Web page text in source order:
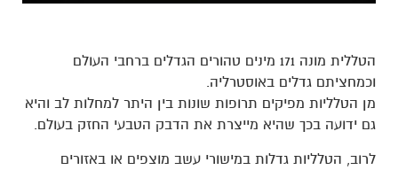
הטללית מונה 171 מינים טהורים הגדלים ברחבי העולם
וכמחציתם גדלים באוסטרליה.
מן הטלליות מפיקים תרופות שונות בין היתר למחלות לב והיא
גם ידועה בכך שהיא מייצרת את הדבק הטבעי החזק בעולם.
לרוב, הטלליות גדלות במישורי עשב מוצפים או באזורים